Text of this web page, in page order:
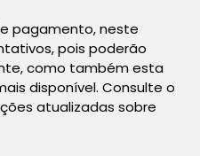
pagamento, neste
pois poderão
como também esta
disponível. Consulte o
atualizadas sobre